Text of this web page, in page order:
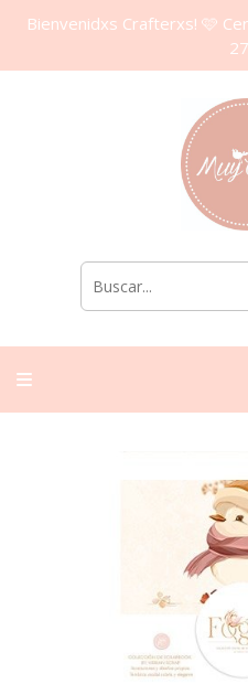
Bienvenidxs Crafterxs! 🩷